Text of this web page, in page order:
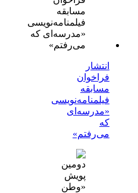
انتشار
فراخوان
مسابقه
فیلمنامه‌نویسی
«مدرسه‌ای
که
می‌رفتم»